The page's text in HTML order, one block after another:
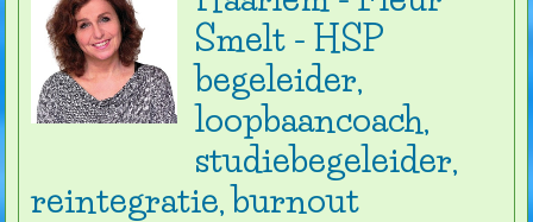
Smelt - HSP
begeleider,
loopbaancoach,
studiebegeleider,
reintegratie, burnout